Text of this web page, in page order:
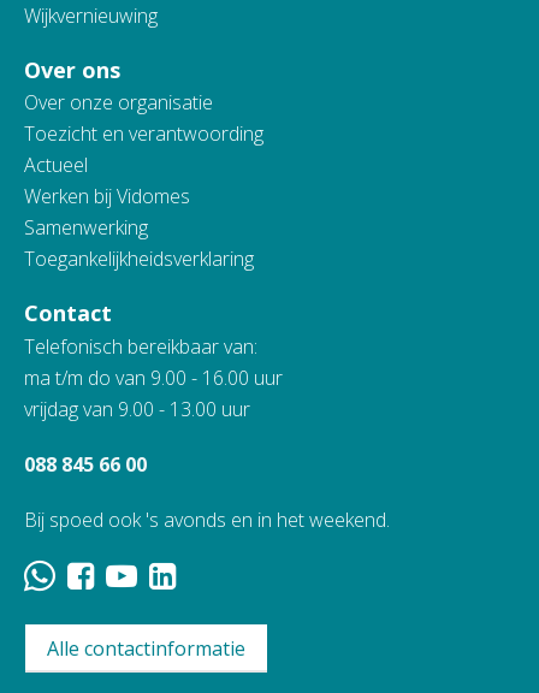
Wijkvernieuwing
Over ons
Over onze organisatie
Toezicht en verantwoording
Actueel
Werken bij Vidomes
Samenwerking
Toegankelijkheidsverklaring
Contact
Telefonisch bereikbaar van:
ma t/m do van 9.00 - 16.00 uur
vrijdag van 9.00 - 13.00 uur
088 845 66 00
Bij spoed ook 's avonds en in het weekend.
Alle contactinformatie